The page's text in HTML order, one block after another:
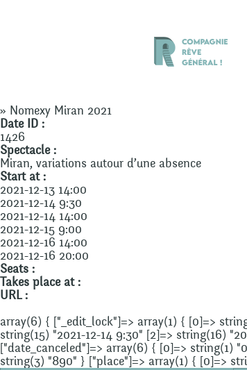
» Nomexy Miran 2021
Date ID :
1426
Spectacle :
Miran, variations autour d’une absence
Start at :
2021-12-13 14:00
2021-12-14 9:30
2021-12-14 14:00
2021-12-15 9:00
2021-12-16 14:00
2021-12-16 20:00
Seats :
Takes place at :
URL :
array(6) { ["_edit_lock"]=> array(1) { [0]=>
string(15) "2021-12-14 9:30" [2]=> string(16)
["date_canceled"]=> array(6) { [0]=> string(1)
string(3) "890" } ["place"]=> array(1) { [0]=>